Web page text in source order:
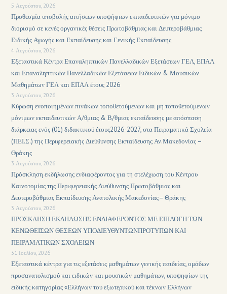
5 Αυγούστου, 2026
Προθεσμία υποβολής αιτήσεων υποψήφιων εκπαιδευτικών για μόνιμο
διορισμό σε κενές οργανικές θέσεις Πρωτοβάθμιας και Δευτεροβάθμιας
Ειδικής Αγωγής και Εκπαίδευσης και Γενικής Εκπαίδευσης
4 Αυγούστου, 2026
Εξεταστικά Κέντρα Επαναληπτικών Πανελλαδικών Εξετάσεων ΓΕΛ, ΕΠΑΛ
και Επαναληπτικών Πανελλαδικών Εξετάσεων Ειδικών & Μουσικών
Μαθημάτων ΓΕΛ και ΕΠΑΛ έτους 2026
3 Αυγούστου, 2026
Κύρωση ενοποιημένων πινάκων τοποθετούμενων και μη τοποθετούμενων
μόνιμων εκπαιδευτικών Α/θμιας & Β/θμιας εκπαίδευσης με απόσπαση
διάρκειας ενός (01) διδακτικού έτους2026-2027, στα Πειραματικά Σχολεία
(ΠΕΙ.Σ.) της Περιφερειακής Διεύθυνσης Εκπαίδευσης Αν.Μακεδονίας –
Θράκης
3 Αυγούστου, 2026
Πρόσκληση εκδήλωσης ενδιαφέροντος για τη στελέχωση του Κέντρου
Καινοτομίας της Περιφερειακής Διεύθυνσης Πρωτοβάθμιας και
Δευτεροβάθμιας Εκπαίδευσης Ανατολικής Μακεδονίας– Θράκης
3 Αυγούστου, 2026
ΠΡΟΣΚΛΗΣΗ ΕΚΔΗΛΩΣΗΣ ΕΝΔΙΑΦΕΡΟΝΤΟΣ ΜΕ ΕΠΙΛΟΓΗ ΤΩΝ
ΚΕΝΩΘΕΙΣΩΝ ΘΕΣΕΩΝ ΥΠΟΔΙΕΥΘΥΝΤΩΝΠΡΟΤΥΠΩΝ ΚΑΙ
ΠΕΙΡΑΜΑΤΙΚΩΝ ΣΧΟΛΕΙΩΝ
31 Ιουλίου, 2026
Εξεταστικά κέντρα για τις εξετάσεις μαθημάτων γενικής παιδείας, ομάδων
προσανατολισμού και ειδικών και μουσικών μαθημάτων, υποψηφίων της
ειδικής κατηγορίας «Ελλήνων του εξωτερικού και τέκνων Ελλήνων